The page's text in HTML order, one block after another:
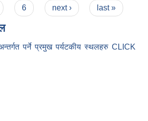
6 next › last »
पर्ने प्रमुख पर्यटकीय स्थलहरु CLICK